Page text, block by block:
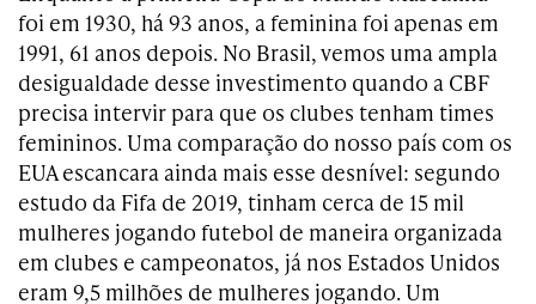
foi em 1930, há 93 anos, a feminina foi apenas em
1991, 61 anos depois. No Brasil, vemos uma ampla
desigualdade desse investimento quando a CBF
precisa intervir para que os clubes tenham times
femininos. Uma comparação do nosso país com os
EUA escancara ainda mais esse desnível: segundo
estudo da Fifa de 2019, tinham cerca de 15 mil
mulheres jogando futebol de maneira organizada
em clubes e campeonatos, já nos Estados Unidos
eram 9,5 milhões de mulheres jogando. Um